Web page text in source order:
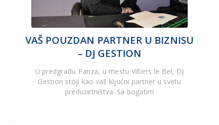
VAŠ POUZDAN PARTNER U BIZNISU
– DJ GESTION
U predgrađu Pariza, u mestu Villiers le Bel, DJ
Gestion stoji kao vaš ključni partner u svetu
preduzetništva. Sa bogatim